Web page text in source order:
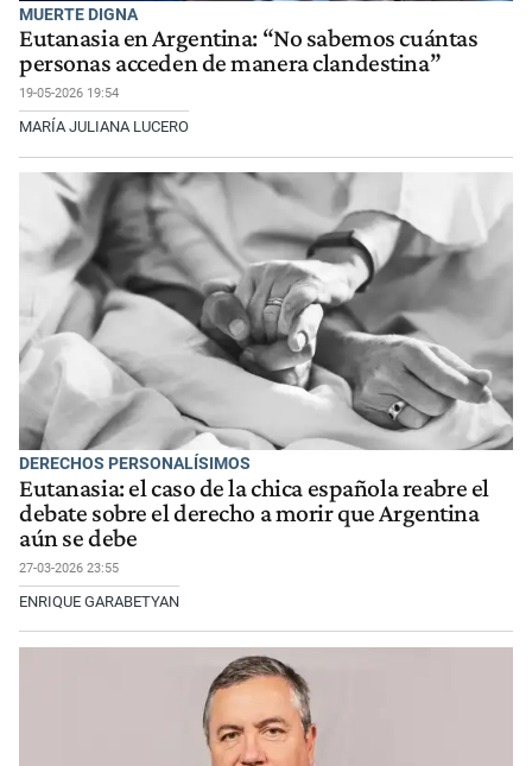
MUERTE DIGNA
Eutanasia en Argentina: “No sabemos cuántas
personas acceden de manera clandestina”
19-05-2026 19:54
MARÍA JULIANA LUCERO
DERECHOS PERSONALÍSIMOS
Eutanasia: el caso de la chica española reabre el
debate sobre el derecho a morir que Argentina
aún se debe
27-03-2026 23:55
ENRIQUE GARABETYAN